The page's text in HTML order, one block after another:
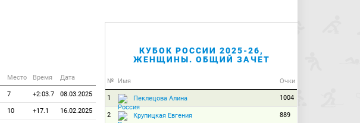
Место Время Дата
7 +2:03.7 08.03.2025
10 +17.1 16.02.2025
КУБОК РОССИИ 2025-26,
ЖЕНЩИНЫ. ОБЩИЙ ЗАЧЕТ
№ Имя Очки
1 Пеклецова Алина 1004
2 Крупицкая Евгения 889